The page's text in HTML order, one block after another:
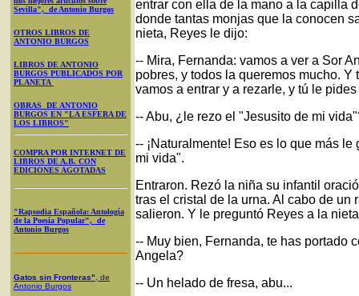
Sevilla", de Antonio Burgos
OTROS LIBROS DE
ANTONIO BURGOS
LIBROS DE ANTONIO
BURGOS PUBLICADOS POR
PLANETA
OBRAS DE ANTONIO
BURGOS EN "LA ESFERA DE
LOS LIBROS"
COMPRA POR INTERNET DE
LIBROS DE A.B. CON
EDICIONES AGOTADAS
"Rapsodia Española: Antología
de la Poesía Popular", de
Antonio Burgos
Gatos sin Fronteras" , de
Antonio Burgos
entrar con ella de la mano a la capilla
donde tantas monjas que la conocen
nieta, Reyes le dijo:
-- Mira, Fernanda: vamos a ver a Sor
pobres, y todos la queremos mucho.
vamos a entrar y a rezarle, y tú le
-- Abu, ¿le rezo el "Jesusito de mi
-- ¡Naturalmente! Eso es lo que más
mi vida".
Entraron. Rezó la niña su infantil
tras el cristal de la urna. Al cabo de un
salieron. Y le preguntó Reyes a la
-- Muy bien, Fernanda, te has portado
Angela?
-- Un helado de fresa, abu...